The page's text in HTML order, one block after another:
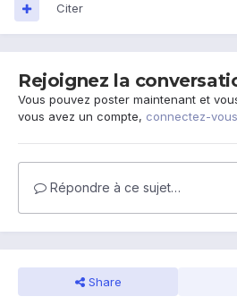
Citer
Rejoignez la
Vous pouvez poster maintenant et
vous avez un compte, connectez-
Répondre à ce sujet…
Share